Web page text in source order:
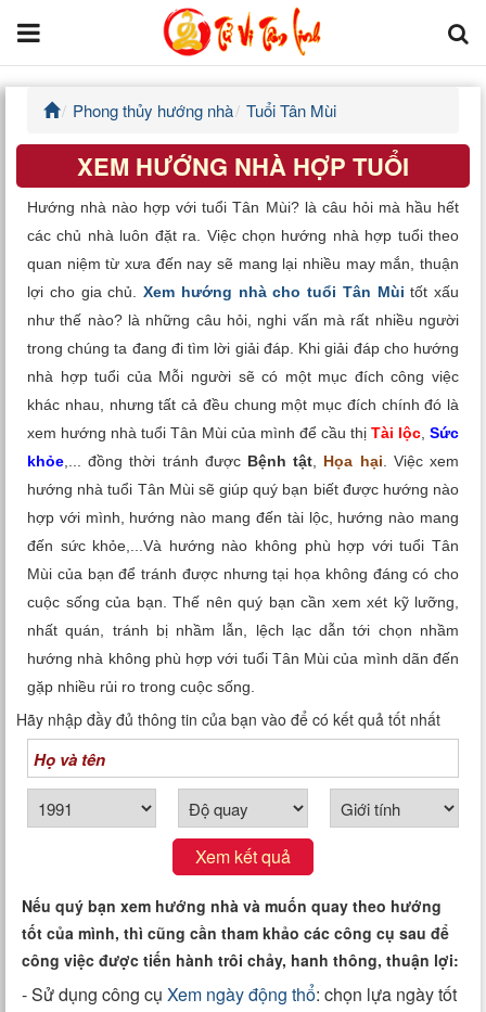
Trang chủ
Tử Vi Đẩu Số
Tử Vi 12 Con Giáp
Phong thủy
Văn Hoa Tâm linh
Xem ngày
Xem tuổi
Xem bói
Tướng số
Cung hoàng đạo
Phong thủy hướng nhà Tuổi Tân Mùi
XEM HƯỚNG NHÀ HỢP TUỔI
Hướng nhà nào hợp với tuổi Tân Mùi? là câu hỏi mà hầu hết
các chủ nhà luôn đặt ra. Việc chọn hướng nhà hợp tuổi theo
quan niệm từ xưa đến nay sẽ mang lại nhiều may mắn, thuận
lợi cho gia chủ. Xem hướng nhà cho tuổi Tân Mùi tốt xấu
như thế nào? là những câu hỏi, nghi vấn mà rất nhiều người
trong chúng ta đang đi tìm lời giải đáp. Khi giải đáp cho hướng
nhà hợp tuổi của Mỗi người sẽ có một mục đích công việc
khác nhau, nhưng tất cả đều chung một mục đích chính đó là
xem hướng nhà tuổi Tân Mùi của mình để cầu thị Tài lộc Sức
khỏe ,... đồng thời tránh được Bệnh tật Họa hại . Việc xem
hướng nhà tuổi Tân Mùi sẽ giúp quý bạn biết được hướng nào
hợp với mình, hướng nào mang đến tài lộc, hướng nào mang
đến sức khỏe,...Và hướng nào không phù hợp với tuổi Tân
Mùi của bạn để tránh được nhưng tại họa không đáng có cho
cuộc sống của bạn. Thế nên quý bạn cần xem xét kỹ lưỡng,
nhất quán, tránh bị nhầm lẫn, lệch lạc dẫn tới chọn nhầm
hướng nhà không phù hợp với tuổi Tân Mùi của mình dãn đến
gặp nhiều rủi ro trong cuộc sống.
Hãy nhập đầy đủ thông tin của bạn vào để có kết quả tốt nhất
Xem kết quả
Nếu quý bạn xem hướng nhà và muốn quay theo hướng
tốt của mình, thì cũng cần tham khảo các công cụ sau để
công việc được tiến hành trôi chảy, hanh thông, thuận lợi:
- Sử dụng công cụ Xem ngày động thổ: chọn lựa ngày tốt